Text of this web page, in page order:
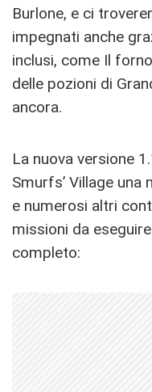
Burlone, e ci
impegnati anche
inclusi, come Il
delle pozioni di
ancora.
La nuova versione
Smurfs’ Village
e numerosi altri
missioni da
completo: